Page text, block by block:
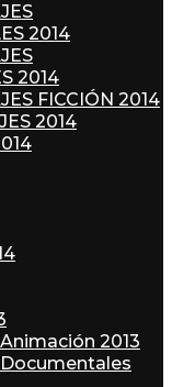
2014
2014
FICCIÓN 2014
2014
2013